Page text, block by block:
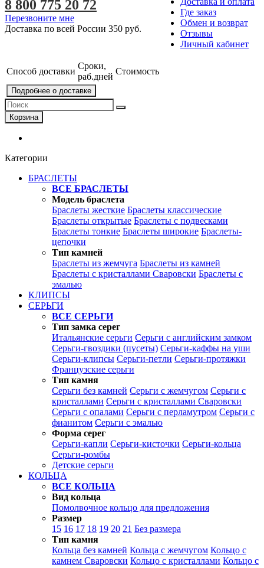
Где заказ
Обмен и возврат
Отзывы
Личный кабинет
8 800 775 20 72
Перезвоните мне
Доставка по всей России 350 руб.
Способ доставки
Сроки,
раб.дней
Стоимость
Подробнее о доставке
Корзина
Категории
БРАСЛЕТЫ
ВСЕ БРАСЛЕТЫ
Модель браслета
Браслеты жесткие Браслеты классические
Браслеты открытые Браслеты с подвесками
Браслеты тонкие Браслеты широкие Браслеты-
цепочки
Тип камней
Браслеты из жемчуга Браслеты из камней
Браслеты с кристаллами Сваровски Браслеты с
эмалью
КЛИПСЫ
СЕРЬГИ
ВСЕ СЕРЬГИ
Тип замка серег
Итальянские серьги Серьги с английским замком
Серьги-гвоздики (пусеты) Серьги-каффы на уши
Серьги-клипсы Серьги-петли Серьги-протяжки
Французские серьги
Тип камня
Серьги без камней Серьги с жемчугом Серьги с
кристаллами Серьги с кристаллами Сваровски
Серьги с опалами Серьги с перламутром Серьги с
фианитом Серьги с эмалью
Форма серег
Серьги-капли Серьги-кисточки Серьги-кольца
Серьги-ромбы
Детские серьги
КОЛЬЦА
ВСЕ КОЛЬЦА
Вид кольца
Помолвочное кольцо для предложения
Размер
15 16 17 18 19 20 21 Без размера
Тип камня
Кольца без камней Кольца с жемчугом Кольцо с
камнем Сваровски Кольцо с кристаллами Кольцо с